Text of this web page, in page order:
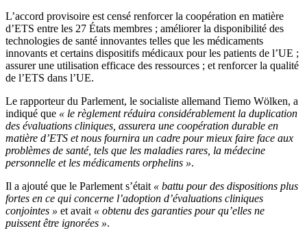
L’accord provisoire est censé renforcer la coopération en matière
d’ETS entre les 27 États membres ; améliorer la disponibilité des
technologies de santé innovantes telles que les médicaments
innovants et certains dispositifs médicaux pour les patients de l’UE ;
assurer une utilisation efficace des ressources ; et renforcer la qualité
de l’ETS dans l’UE.
Le rapporteur du Parlement, le socialiste allemand Tiemo Wölken, a
indiqué que « le règlement réduira considérablement la duplication
des évaluations cliniques, assurera une coopération durable en
matière d’ETS et nous fournira un cadre pour mieux faire face aux
problèmes de santé, tels que les maladies rares, la médecine
personnelle et les médicaments orphelins ».
Il a ajouté que le Parlement s’était « battu pour des dispositions plus
fortes en ce qui concerne l’adoption d’évaluations cliniques
conjointes » et avait « obtenu des garanties pour qu’elles ne
puissent être ignorées ».